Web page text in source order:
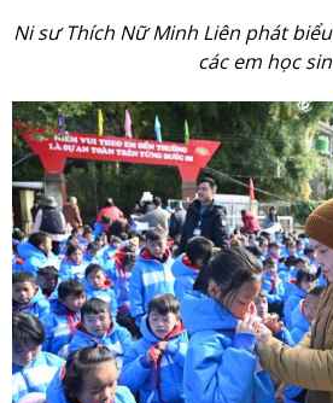
Ni sư Thích Nữ Minh Liên phát
các em học